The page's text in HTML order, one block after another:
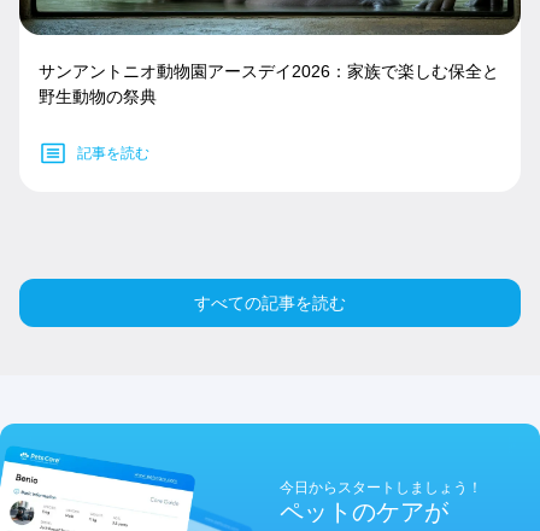
サンアントニオ動物園アースデイ2026：家族で楽しむ保全と
野生動物の祭典
記事を読む
すべての記事を読む
今日からスタートしましょう！
ペットのケアが